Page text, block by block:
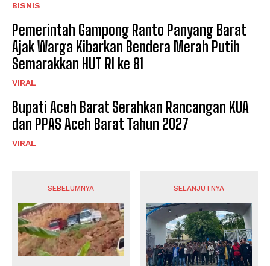
BISNIS
Pemerintah Gampong Ranto Panyang Barat
Ajak Warga Kibarkan Bendera Merah Putih
Semarakkan HUT RI ke 81
VIRAL
Bupati Aceh Barat Serahkan Rancangan KUA
dan PPAS Aceh Barat Tahun 2027
VIRAL
SEBELUMNYA SELANJUTNYA